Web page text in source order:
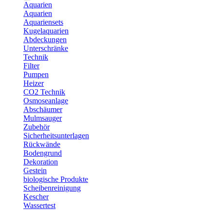
Aquarien
Aquarien
Aquariensets
Kugelaquarien
Abdeckungen
Unterschränke
Technik
Filter
Pumpen
Heizer
CO2 Technik
Osmoseanlage
Abschäumer
Mulmsauger
Zubehör
Sicherheitsunterlagen
Rückwände
Bodengrund
Dekoration
Gestein
biologische Produkte
Scheibenreinigung
Kescher
Wassertest